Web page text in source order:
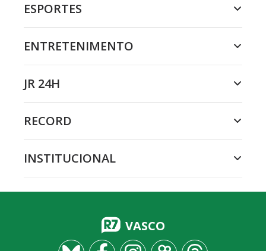
ESPORTES
ENTRETENIMENTO
JR 24H
RECORD
INSTITUCIONAL
VASCO